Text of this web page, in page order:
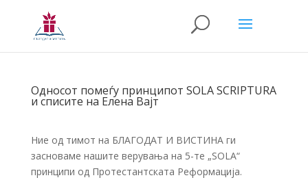
Односот помеѓу принципот SOLA SCRIPTURА
и списите на Елена Вајт
Ние од тимот на БЛАГОДАТ И ВИСТИНА ги
засноваме нашите верувања на 5-те „SOLA“
принципи од Протестантската Реформација.